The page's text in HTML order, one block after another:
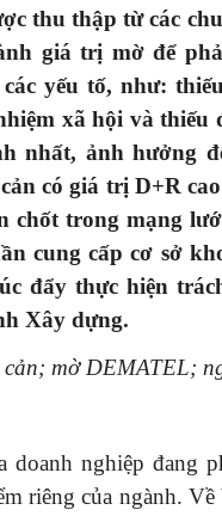
Quản
lý
nước
thu thập từ các
giá trị mờ để
các yếutố, như:
xã hội và thiếu
nhất, ảnh hưởng
có giá trị D+R
chốt trong mạng
cung cấp cơ sở
đẩy thực hiện
Xây dựng.
; mờ DEMATEL;
nghiệp đang
riêng của ngành. Về